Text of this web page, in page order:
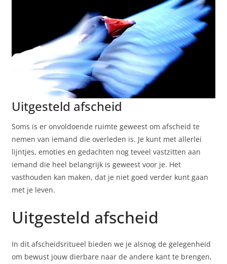
Uitgesteld afscheid
Soms is er onvoldoende ruimte geweest om afscheid te
nemen van iemand die overleden is. Je kunt met allerlei
lijntjes, emoties en gedachten nog teveel vastzitten aan
iemand die heel belangrijk is geweest voor je. Het
vasthouden kan maken, dat je niet goed verder kunt gaan
met je leven.
Uitgesteld afscheid
In dit afscheidsritueel bieden we je alsnog de gelegenheid
om bewust jouw dierbare naar de andere kant te brengen,